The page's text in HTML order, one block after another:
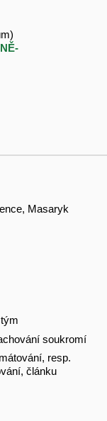
Masaryk
soukromí
resp.
článku